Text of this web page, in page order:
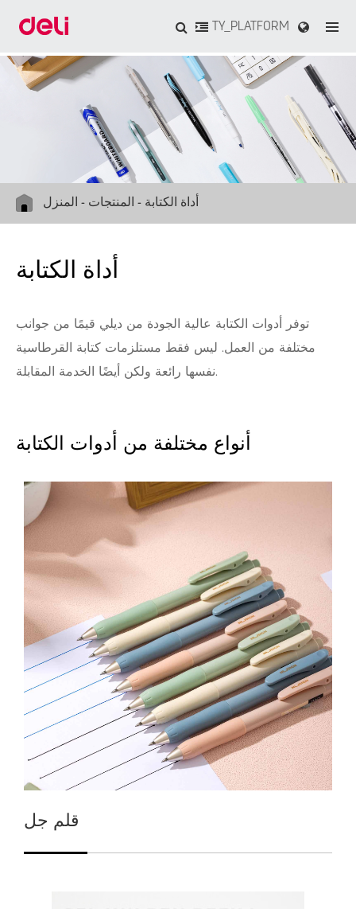
TY_PLATFORM
المنزل المنتجات أداة الكتابة
أداة الكتابة
توفر أدوات الكتابة عالية الجودة من ديلي قيمًا من جوانب
مختلفة من العمل. ليس فقط مستلزمات كتابة القرطاسية
نفسها رائعة ولكن أيضًا الخدمة المقابلة.
أنواع مختلفة من أدوات الكتابة
قلم جل